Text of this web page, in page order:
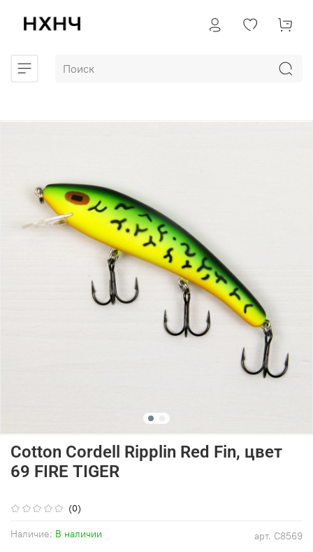
(0)
арт. C8569
Наличие: В наличии
Cotton Cordell Ripplin Red Fin, цвет
69 FIRE TIGER